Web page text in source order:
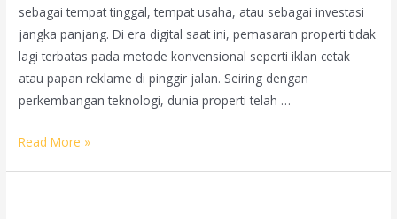
sebagai tempat tinggal, tempat usaha, atau sebagai investasi
jangka panjang. Di era digital saat ini, pemasaran properti tidak
lagi terbatas pada metode konvensional seperti iklan cetak
atau papan reklame di pinggir jalan. Seiring dengan
perkembangan teknologi, dunia properti telah …
Property
Read More »